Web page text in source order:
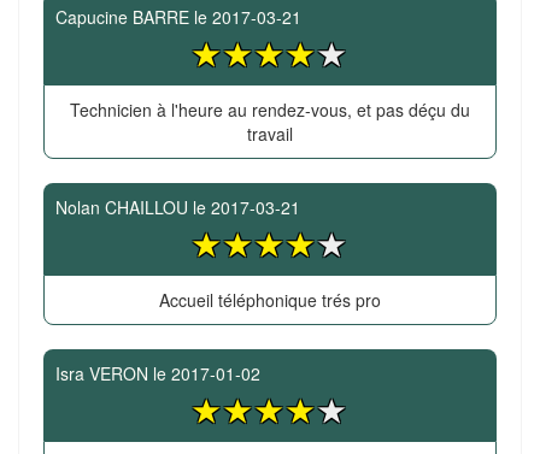
Capucine BARRE le 2017-03-21
Technicien à l'heure au rendez-vous, et pas déçu du
travail
Nolan CHAILLOU le 2017-03-21
Accueil téléphonique trés pro
Isra VERON le 2017-01-02